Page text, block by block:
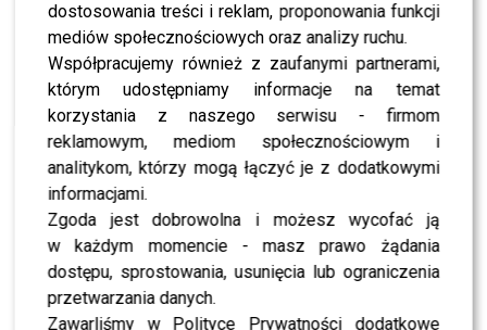
dostosowania treści i reklam, proponowania funkcji
mediów społecznościowych oraz analizy ruchu.
Współpracujemy również z zaufanymi partnerami,
którym udostępniamy informacje na temat
korzystania z naszego serwisu - firmom
reklamowym, mediom społecznościowym i
analitykom, którzy mogą łączyć je z dodatkowymi
informacjami.
Zgoda jest dobrowolna i możesz wycofać ją
w każdym momencie - masz prawo żądania
dostępu, sprostowania, usunięcia lub ograniczenia
przetwarzania danych.
Zawarliśmy w Polityce Prywatności dodatkowe
ZapachAVON Viva la Vita
to unikalna kompozycja
zapachowa, bazująca na charakterystycznych dla Włoch
składnikach. Otwiera go nuta głowy, która zachwyca
soczystością różowego grejpfruta i mandarynki. Nuta
serca – tu pierwszy akord gra kremowa magnolia. Nutę
bazową zamyka ciepła woń waniliowo-drzewna, która
utrzymuje się na skórze przez cały dzień. Viva la Vita
została stworzona z zaangażowaniem słynnego
kompozytora zapachów Harrego Fremonta z domu
perfumeryjnego Firmenich. Autor chciał zainspirować
kobiety do większej swobody w sięganiu po drobne
przyjemności i rozkoszowaniu się nimi. Dopełnieniem